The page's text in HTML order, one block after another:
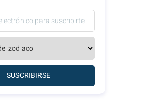
SUSCRIBIRSE